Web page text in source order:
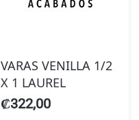
VARAS VENILLA 1/2
X 1 LAUREL
₡322,00